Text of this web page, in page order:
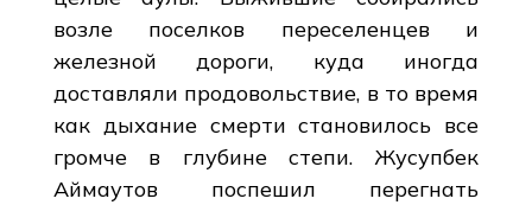
возле поселков переселенцев и
железной дороги, куда иногда
доставляли продовольствие, в то время
как дыхание смерти становилось все
громче в глубине степи. Жусупбек
Аймаутов поспешил перегнать